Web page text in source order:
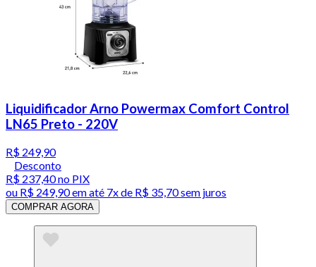
Liquidificador Arno Powermax Comfort Control
LN65 Preto - 220V
R$ 249,90
Desconto
R$ 237,40no PIX
ou R$ 249,90em até 7x de R$ 35,70 sem juros
COMPRAR AGORA